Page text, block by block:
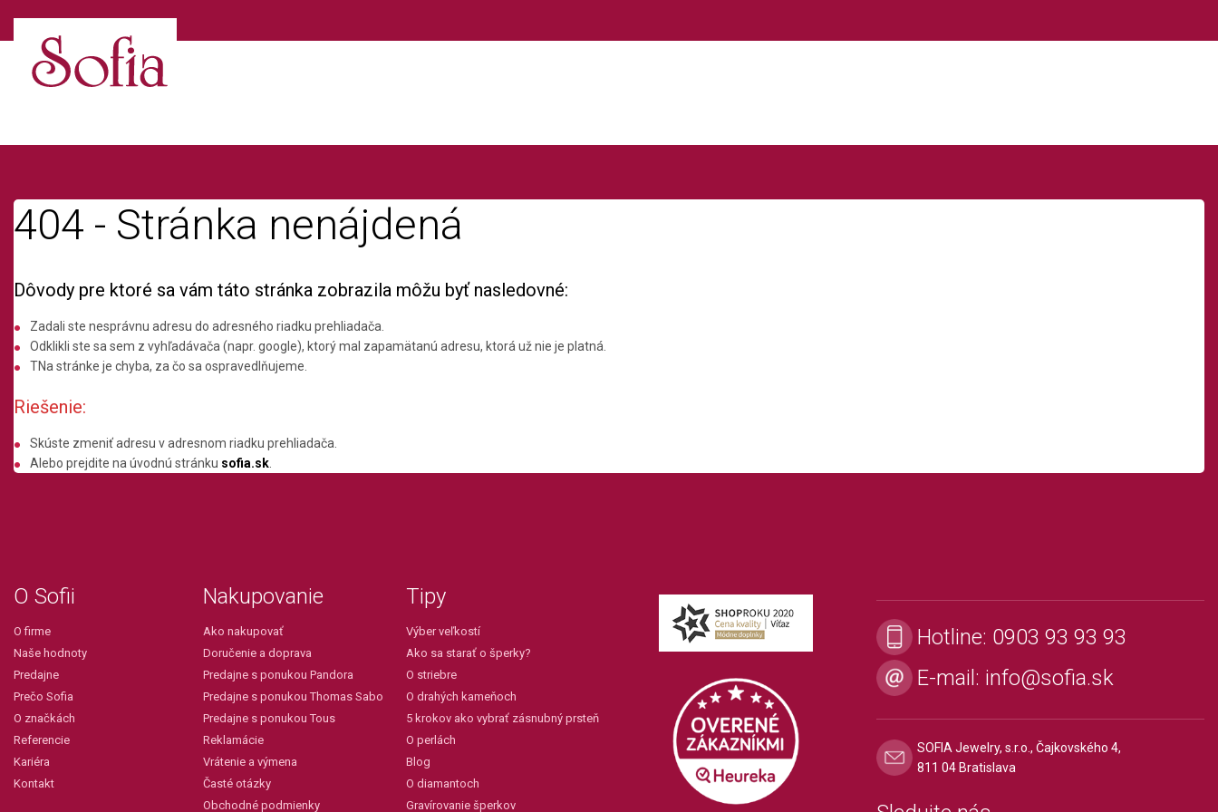
404 - Stránka nenájdená
Dôvody pre ktoré sa vám táto stránka zobrazila môžu byť nasledovné:
Zadali ste nesprávnu adresu do adresného riadku prehliadača.
Odklikli ste sa sem z vyhľadávača (napr. google), ktorý mal zapamätanú adresu, ktorá už nie je platná.
TNa stránke je chyba, za čo sa ospravedlňujeme.
Riešenie:
Skúste zmeniť adresu v adresnom riadku prehliadača.
Alebo prejdite na úvodnú stránku sofia.sk
O Sofii
O firme
Naše hodnoty
Predajne
Prečo Sofia
O značkách
Referencie
Kariéra
Kontakt
Nakupovanie
Ako nakupovať
Doručenie a doprava
Predajne s ponukou Pandora
Predajne s ponukou Thomas Sabo
Predajne s ponukou Tous
Reklamácie
Vrátenie a výmena
Časté otázky
Obchodné podmienky
Tipy
Výber veľkostí
Ako sa starať o šperky?
O striebre
O drahých kameňoch
5 krokov ako vybrať zásnubný prsteň
O perlách
Blog
O diamantoch
Gravírovanie šperkov
Hotline: 0903 93 93 93
E-mail: info@sofia.sk
SOFIA Jewelry, s.r.o., Čajkovského 4,
811 04 Bratislava